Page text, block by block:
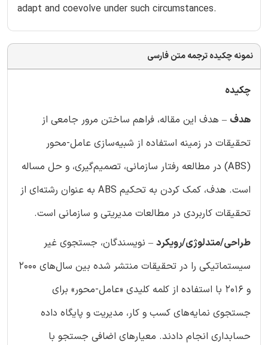
adapt and coevolve under such circumstances.
نمونه چکیده ترجمه متن فارسی
چکیده
هدف – هدف این مقاله، فراهم ساختن مرور جامعی از
تحقیقات در زمینه استفاده از شبیه‌سازی عامل-محور
(ABS) در مطالعه رفتار سازمانی، تصمیم‌گیری، و حل مساله
است. هدف، کمک کردن به تحکیم ABS به عنوان رشته‌ای از
تحقیقات کاربردی در مطالعات مدیریتی و سازمانی است.
طراحی/متدلوژی/رویکرد – نویسندگان، جستجوی غیر
سیستماتیکی را در تحقیقات منتشر شده بین سال‌های ۲۰۰۰
و ۲۰۱۶ با استفاده از کلمه کلیدی «عامل-محور» برای
جستجوی نمایه‌های کسب و کار، مدیریت و پایگاه داده
حسابداری انجام دادند. معیارهای اضافی جستجو با